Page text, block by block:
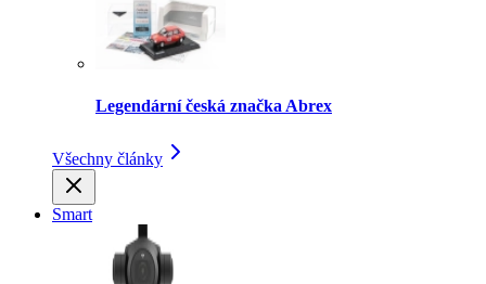
Legendární česká značka Abrex
Všechny články
Smart